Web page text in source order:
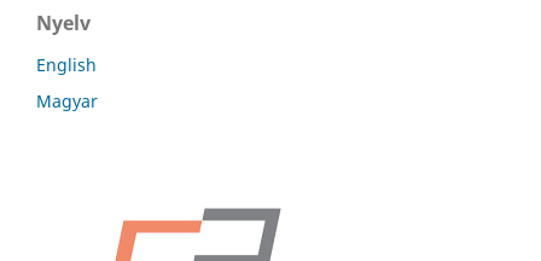
Nyelv
English
Magyar